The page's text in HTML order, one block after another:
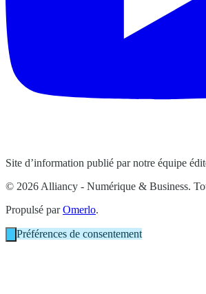
Site d’information publié par notre équipe
© 2026 Alliancy - Numérique & Business.
Propulsé parOmerlo.
Préférences de consentement